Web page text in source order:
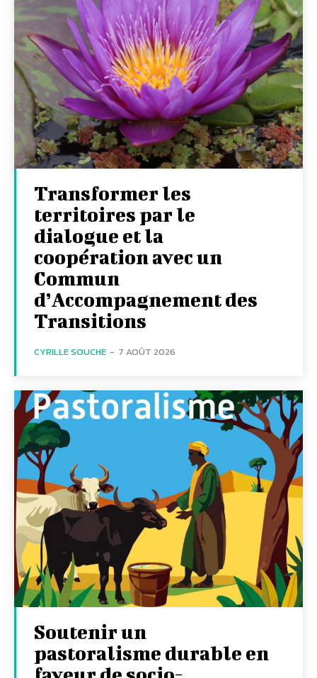
Transformer les
territoires par le
dialogue et la
coopération avec un
Commun
d’Accompagnement des
Transitions
CYRILLE SOUCHE - 7 AOÛT 2026
Soutenir un
pastoralisme durable en